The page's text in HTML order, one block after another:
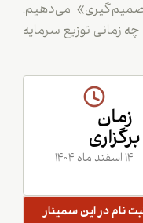
می‌دهیم.
زمانی توزیع سرمایه
زمان
برگزاری
۱۴ اسفند ماه ۱۴۰۴
نام در این سمینار